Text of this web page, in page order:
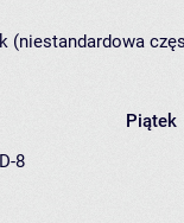
(niestandardowa
Piątek
D-8